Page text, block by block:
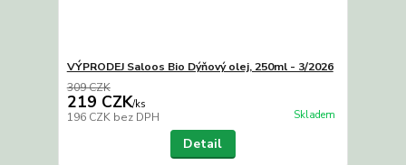
VÝPRODEJ Saloos Bio Dýňový olej, 250ml - 3/2026
309 CZK
219 CZK/ks
196 CZK bez DPH Skladem
Detail